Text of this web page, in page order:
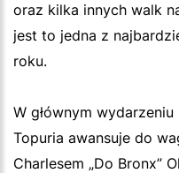
oraz kilka innych walk
jest to jedna z
roku.
W głównym
Topuria awansuje do
Charlesem „Do Bronx”